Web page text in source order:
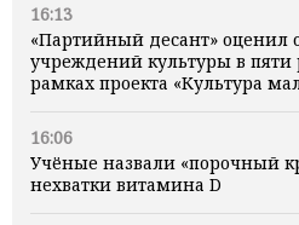
16:13
«Партийный десант» оценил
учреждений культуры в
рамках проекта «Культура
16:06
Учёные назвали «порочный
нехватки витамина D